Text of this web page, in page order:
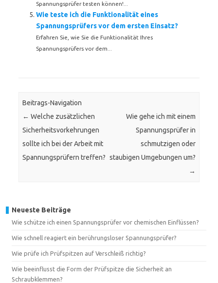
Spannungsprüfer testen können!...
Wie teste ich die Funktionalität eines
Spannungsprüfers vor dem ersten Einsatz?
Erfahren Sie, wie Sie die Funktionalität Ihres
Spannungsprüfers vor dem...
Beitrags-Navigation
← Welche zusätzlichen
Sicherheitsvorkehrungen
sollte ich bei der Arbeit mit
Spannungsprüfern treffen?
Wie gehe ich mit einem
Spannungsprüfer in
schmutzigen oder
staubigen Umgebungen um?
→
Neueste Beiträge
Wie schütze ich einen Spannungsprüfer vor chemischen Einflüssen?
Wie schnell reagiert ein berührungsloser Spannungsprüfer?
Wie prüfe ich Prüfspitzen auf Verschleiß richtig?
Wie beeinflusst die Form der Prüfspitze die Sicherheit an
Schraubklemmen?